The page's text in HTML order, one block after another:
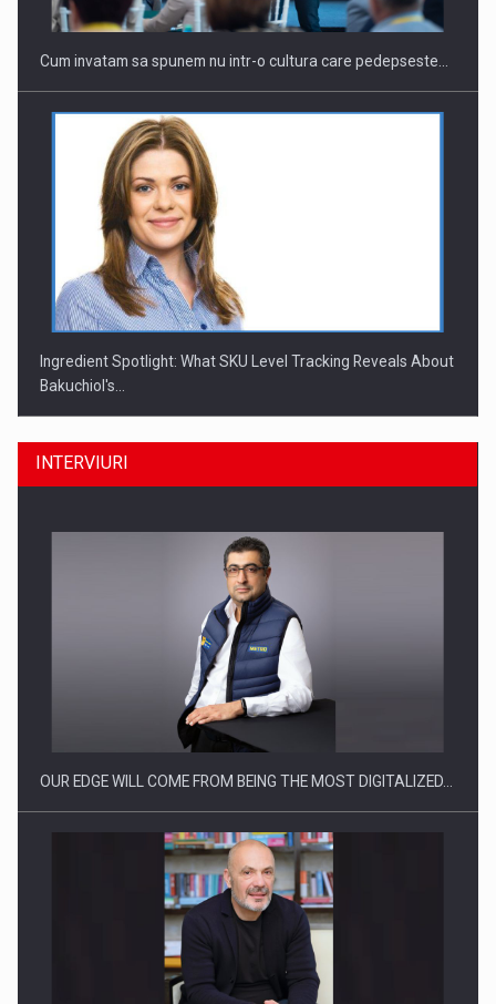
Cum invatam sa spunem nu intr-o cultura care pedepseste…
Ingredient Spotlight: What SKU Level Tracking Reveals About
Bakuchiol's…
Producatorii si comerciantii care nu se supun noilor
INTERVIURI
OUR EDGE WILL COME FROM BEING THE MOST DIGITALIZED…